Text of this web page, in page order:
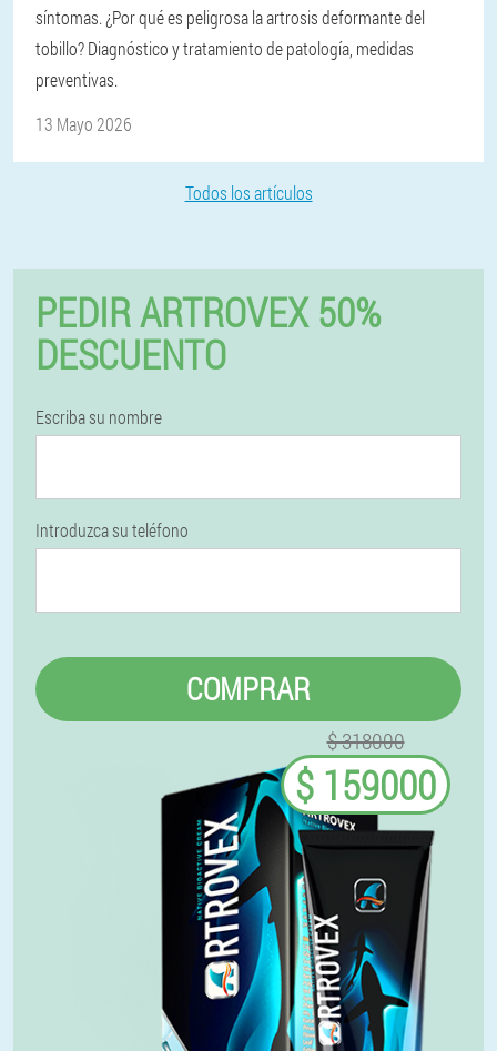
síntomas. ¿Por qué es peligrosa la artrosis deformante del
tobillo? Diagnóstico y tratamiento de patología, medidas
preventivas.
13 Mayo 2026
Todos los artículos
PEDIR ARTROVEX 50%
DESCUENTO
Escriba su nombre
Introduzca su teléfono
COMPRAR
$ 318000
$ 159000